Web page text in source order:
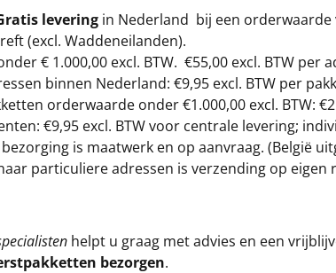
levering in Nederland bij een orderwaarde
(excl. Waddeneilanden).
€ 1.000,00 excl. BTW. €55,00 excl. BTW per
binnen Nederland: €9,95 excl. BTW per
orderwaarde onder €1.000,00 excl. BTW:
€9,95 excl. BTW voor centrale levering;
is maatwerk en op aanvraag. (België
particuliere adressen is verzending op eigen
helpt u graag met advies en een
bezorgen.